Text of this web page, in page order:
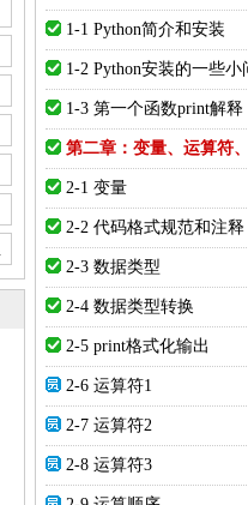
1-1 Python简介和安装
1-2 Python安装的一些
1-3 第一个函数print解释
第二章：变量、运算符
2-1 变量
2-2 代码格式规范和注释
2-3 数据类型
2-4 数据类型转换
2-5 print格式化输出
2-6 运算符1
2-7 运算符2
2-8 运算符3